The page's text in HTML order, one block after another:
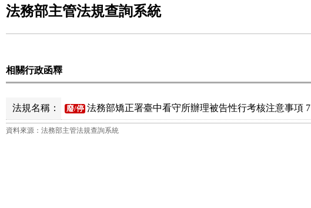
法務部主管法規查詢系統
相關行政函釋
法規名稱： 廢/停 法務部矯正署臺中看守所辦理被告性行考核注意事項 7
資料來源：法務部主管法規查詢系統